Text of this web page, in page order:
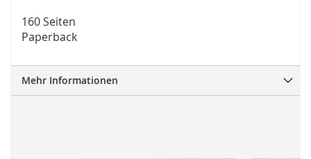
160 Seiten
Paperback
Mehr Informationen